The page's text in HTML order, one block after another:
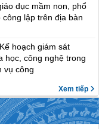
dục mầm non, phổ
lập trên địa bàn
hoạch giám sát
học, công nghệ trong
vụ công
Xem tiếp